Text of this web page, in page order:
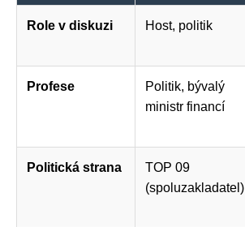
Role v diskuzi Host, politik
Profese
Politik, bývalý
ministr financí
Politická strana
TOP 09
(spoluzakladatel)